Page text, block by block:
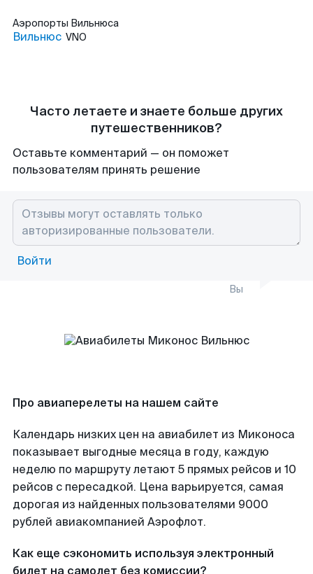
Аэропорты Вильнюса
Вильнюс VNO
Часто летаете и знаете больше других
путешественников?
Оставьте комментарий — он поможет
пользователям принять решение
Войти
Вы
Про авиаперелеты на нашем сайте
Календарь низких цен на авиабилет из Миконоса
показывает выгодные месяца в году, каждую
неделю по маршруту летают 5 прямых рейсов и 10
рейсов с пересадкой. Цена варьируется, самая
дорогая из найденных пользователями 9000
рублей авиакомпанией Аэрофлот.
Как еще сэкономить используя электронный
билет на самолет без комиссии?